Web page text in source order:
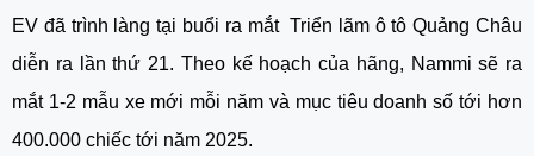
EV đã trình làng tại buổi ra mắt Triển lãm ô tô Quảng Châu
diễn ra lần thứ 21. Theo kế hoạch của hãng, Nammi sẽ ra
mắt 1-2 mẫu xe mới mỗi năm và mục tiêu doanh số tới hơn
400.000 chiếc tới năm 2025.